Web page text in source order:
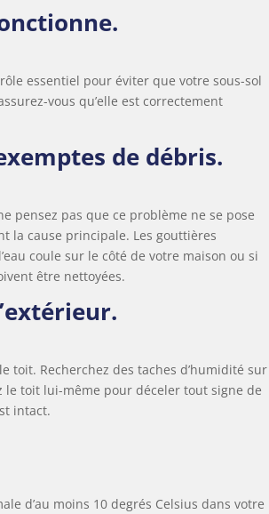
essentiel pour éviter que votre sous-sol
vous qu’elle est correctement
de débris.
pensez pas que ce problème ne se pose
la cause principale. Les gouttières
coule sur le côté de votre maison ou si
être nettoyées.
toit. Recherchez des taches d’humidité sur
le toit lui-même pour déceler tout signe de
intact.
d’au moins 10 degrés Celsius dans votre